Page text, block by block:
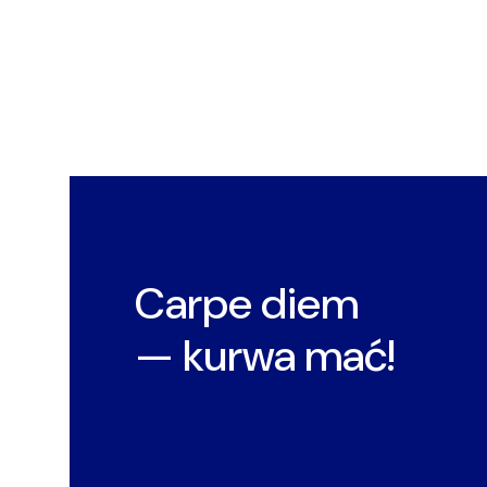
Carpe diem
— kurwa mać!